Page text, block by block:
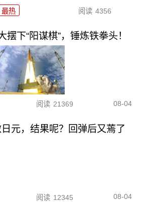
最热 阅读 4356
下“阳谋棋”，锤炼铁拳头！
阅读 21369 08-04
元，结果呢？回弹后又蔫了
阅读 12345 08-04